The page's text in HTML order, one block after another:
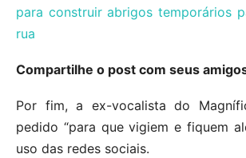
para construir abrigos temporários
rua
Compartilhe o post com seus
Por fim, a ex-vocalista do
pedido “para que vigiem e fiquem
uso das redes sociais.